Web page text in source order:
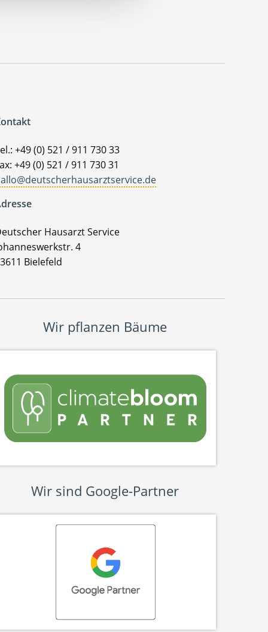
+49 (0) 521 / 911 730 33
+49 (0) 521 / 911 730 31
Hausarzt Service
4
Bielefeld
Wir pflanzen Bäume
Wir sind Google-Partner